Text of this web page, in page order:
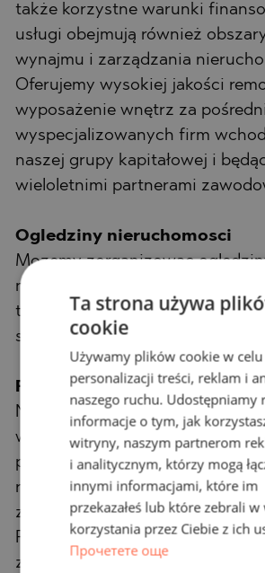
także korzystne warunki
usługi obejmują również
wynajmu i zarządzania
Oferujemy wysokiej jakości
wyposażenie wnętrz za
wyspecjalizowanych firm
naszej grupy kapitałowej i
wieloletnimi partnerami
Ogledziny nieruchomosci
Mozemy zorganizowac
nieruchomosci, w dogodnym dla
terminie. W tym celu prosimy o
sie z agentem odpowiedzialnym
Rezerwacja nieruchomosci
Nieruchomosc moze byc
wycofana ze sprzedazy po
po czym ustaje ogladanie z
rozpoczyna sie przygotowanie
zawarcia umowy przedwstepnej
Prosimy o kontakt z agentem
za te nieruchomosc w celu
Ta strona używa
cookie
Używamy plików cookie w celu
personalizacji treści, reklam i
naszego ruchu. Udostępniamy
informacje o tym, jak
witryny, naszym partnerom
i analitycznym, którzy mogą
innymi informacjami, które im
przekazałeś lub które zebrali
korzystania przez Ciebie z ich
Прочетете още